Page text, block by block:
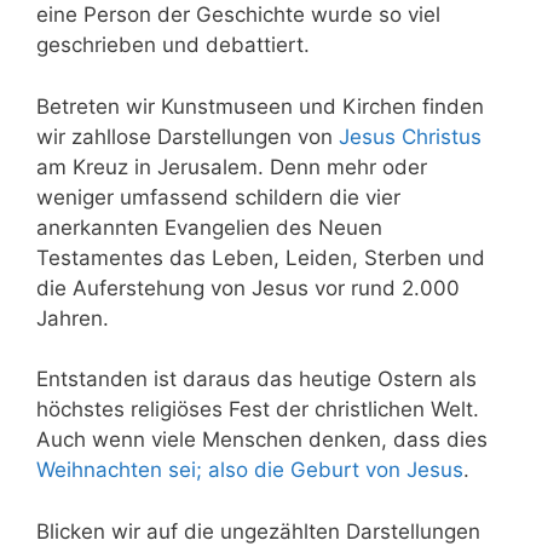
eine Person der Geschichte wurde so viel
geschrieben und debattiert.
Betreten wir Kunstmuseen und Kirchen finden
wir zahllose Darstellungen von Jesus Christus
am Kreuz in Jerusalem. Denn mehr oder
weniger umfassend schildern die vier
anerkannten Evangelien des Neuen
Testamentes das Leben, Leiden, Sterben und
die Auferstehung von Jesus vor rund 2.000
Jahren.
Entstanden ist daraus das heutige Ostern als
höchstes religiöses Fest der christlichen Welt.
Auch wenn viele Menschen denken, dass dies
Weihnachten sei; also die Geburt von Jesus.
Blicken wir auf die ungezählten Darstellungen